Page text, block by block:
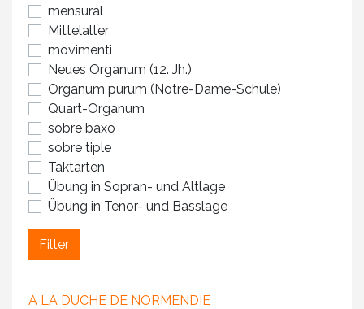
A LA DUCHE DE NORMENDIE
mensural
Mittelalter
movimenti
Neues Organum (12. Jh.)
Organum purum (Notre-Dame-Schule)
Quart-Organum
sobre baxo
sobre tiple
Taktarten
Übung in Sopran- und Altlage
Übung in Tenor- und Basslage
Filter